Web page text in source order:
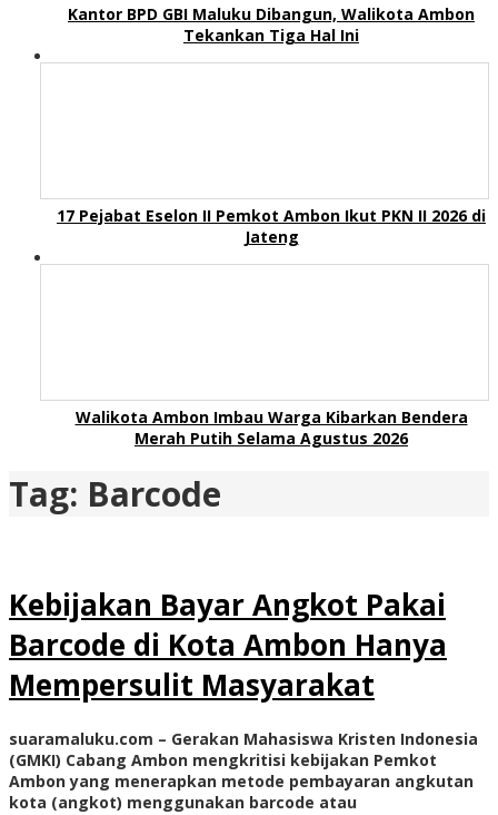
Kantor BPD GBI Maluku Dibangun, Walikota Ambon
Tekankan Tiga Hal Ini
17 Pejabat Eselon II Pemkot Ambon Ikut PKN II 2026 di
Jateng
Walikota Ambon Imbau Warga Kibarkan Bendera
Merah Putih Selama Agustus 2026
Tag: Barcode
Kebijakan Bayar Angkot Pakai
Barcode di Kota Ambon Hanya
Mempersulit Masyarakat
suaramaluku.com – Gerakan Mahasiswa Kristen Indonesia
(GMKI) Cabang Ambon mengkritisi kebijakan Pemkot
Ambon yang menerapkan metode pembayaran angkutan
kota (angkot) menggunakan barcode atau